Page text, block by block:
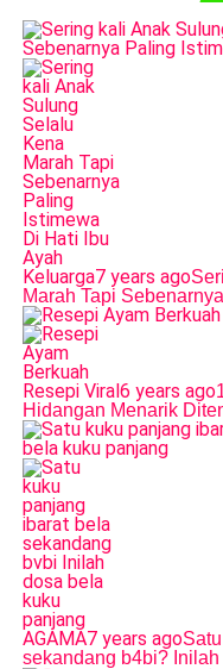
Keluarga7 years ago
Marah Tapi
Resepi Viral6 years ago
Hidangan Menarik
AGAMA7 years ago
sekandang b4bi?